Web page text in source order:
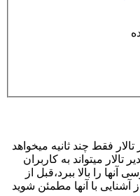
فقط چند ثانیه میخواهد
میتواند به کاربران
را بالا ببرد،قبل از
آشنایی با آنها مطمئن شوید